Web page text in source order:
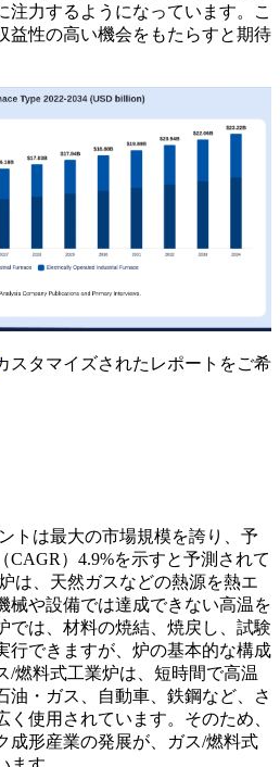
注力するようになっています。こ
益性の高い機会をもたらすと期待
スタマイズされたレポートをご希
トは最大の市場規模を誇り、予
CAGR）4.9%を示すと予測されて
は、天然ガスなどの熱源を熱エ
械や設備では達成できない高温を
では、材料の焼結、焼戻し、試験
行できますが、炉の基本的な構成
/燃料式工業炉は、短時間で高温
油・ガス、自動車、鉄鋼など、さ
く使用されています。そのため、
成形産業の発展が、ガス/燃料式